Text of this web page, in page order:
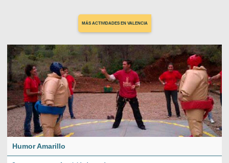
MÁS ACTIVIDADES EN VALENCIA
Humor Amarillo